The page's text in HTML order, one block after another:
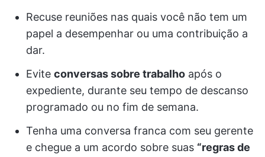
Recuse reuniões nas quais você não tem um
papel a desempenhar ou uma contribuição a
dar.
Evite conversas sobre trabalho após o
expediente, durante seu tempo de descanso
programado ou no fim de semana.
Tenha uma conversa franca com seu gerente
e chegue a um acordo sobre suas “regras de